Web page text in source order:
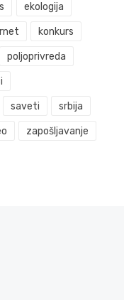
ekologija
konkurs
poljoprivreda
saveti srbija
zapošljavanje